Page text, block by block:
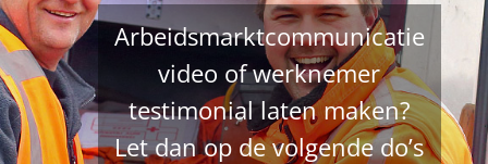
Arbeidsmarktcommunicatie
video of werknemer
testimonial laten maken?
Let dan op de volgende do’s